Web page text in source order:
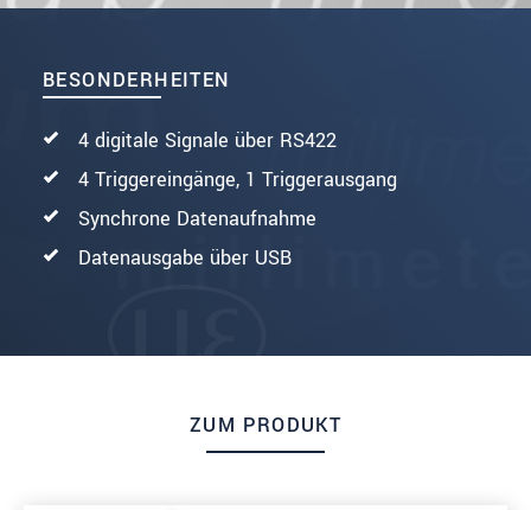
BESONDERHEITEN
4 digitale Signale über RS422
4 Triggereingänge, 1 Triggerausgang
Synchrone Datenaufnahme
Datenausgabe über USB
ZUM PRODUKT